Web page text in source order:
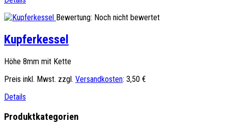
Bewertung: Noch nicht bewertet
Kupferkessel
Höhe 8mm mit Kette
Preis inkl. Mwst. zzgl. Versandkosten: 3,50 €
Details
Produktkategorien